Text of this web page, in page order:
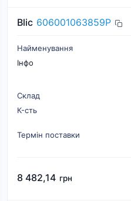
Blic 606001063859P
Найменування
Інфо
Склад
К-cть
Термін поставки
8 482,14 грн